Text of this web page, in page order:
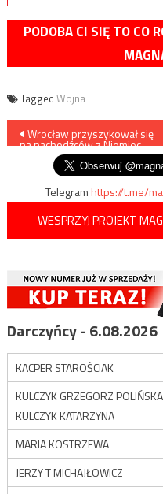
PODOBA CI SIĘ TO CO
Tagged Wojna
Nawigacja
wpisu
Wrocław przyszykował się
na nachodźców z Niemiec
Telegramhttps://t.me/
WESPRZYJ PROJEKT
Darczyńcy - 6.08.2026
KACPER STAROŚCIAK
KULCZYK GRZEGORZ
KULCZYK KATARZYNA
MARIA KOSTRZEWA
JERZY T MICHAJŁOWICZ